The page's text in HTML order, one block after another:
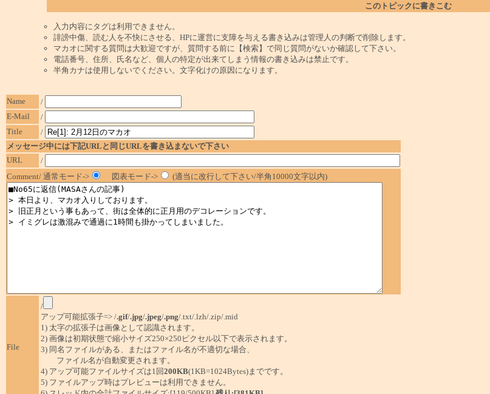
このトピックに書きこむ
入力内容にタグは利用できません。
誹謗中傷、読む人を不快にさせる、HPに運営に支障を与える書き込みは管理人の判断で削除します。
マカオに関する質問は大歓迎ですが、質問する前に【検索】で同じ質問がないか確認して下さい。
電話番号、住所、氏名など、個人の特定が出来てしまう情報の書き込みは禁止です。
半角カナは使用しないでください。文字化けの原因になります。
Name
/
E-Mail
/
Title
/
メッセージ中には下記URLと同じURLを書き込まないで下さい
URL
/
Comment/ 通常モード->
図表モード-> (適当に改行して下さい/半角10000文字以内)
File
/
アップ可能拡張子=> /.gif/.jpg/.jpeg/.png/.txt/.lzh/.zip/.mid
1) 太字の拡張子は画像として認識されます。
2) 画像は初期状態で縮小サイズ250×250ピクセル以下で表示されます。
3) 同名ファイルがある、またはファイル名が不適切な場合、
ファイル名が自動変更されます。
4) アップ可能ファイルサイズは1回200KB(1KB=1024Bytes)までです。
5) ファイルアップ時はプレビューは利用できません。